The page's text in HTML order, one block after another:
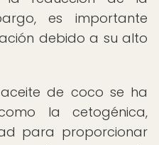
es importante
debido a su alto
de coco se ha
la cetogénica,
para proporcionar